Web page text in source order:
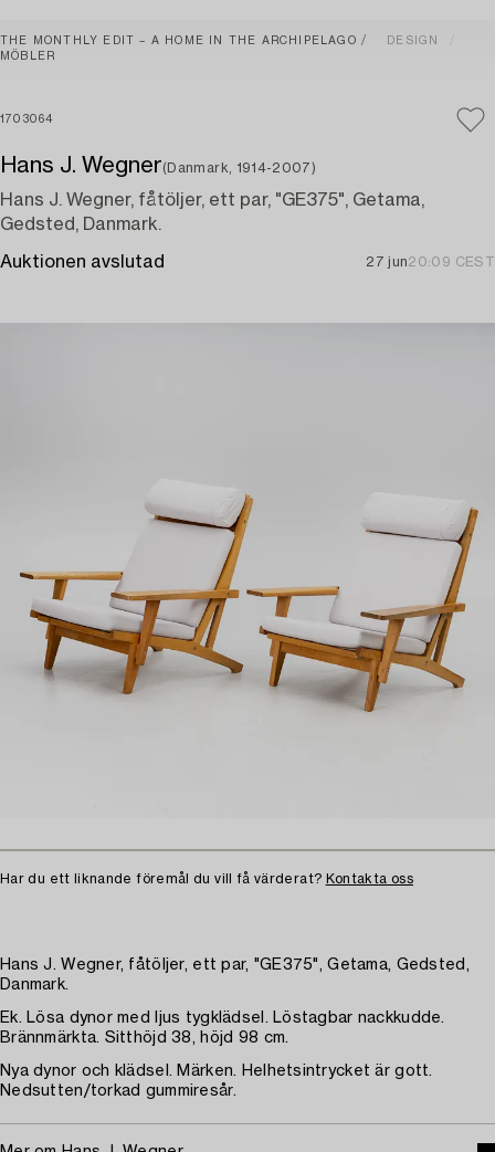
THE MONTHLY EDIT – A HOME IN THE ARCHIPELAGO
DESIGN
MÖBLER
1703064
Hans J. Wegner(Danmark, 1914-2007)
Hans J. Wegner, fåtöljer, ett par, "GE375", Getama,
Gedsted, Danmark.
Auktionen avslutad 27 jun20:09 CEST
Har du ett liknande föremål du vill få värderat? Kontakta oss
Hans J. Wegner, fåtöljer, ett par, "GE375", Getama, Gedsted,
Danmark.
Ek. Lösa dynor med ljus tygklädsel. Löstagbar nackkudde.
Brännmärkta. Sitthöjd 38, höjd 98 cm.
Nya dynor och klädsel. Märken. Helhetsintrycket är gott.
Nedsutten/torkad gummiresår.